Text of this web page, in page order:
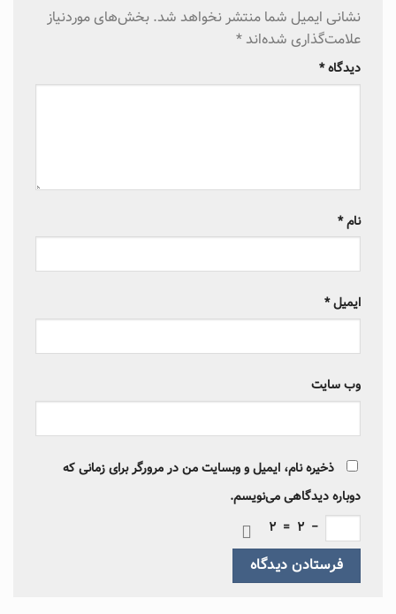
نشانی ایمیل شما منتشر نخواهد شد. بخش‌های موردنیاز
علامت‌گذاری شده‌اند *
دیدگاه*
نام*
ایمیل*
وب‌ سایت
ذخیره نام، ایمیل و وبسایت من در مرورگر برای زمانی که
دوباره دیدگاهی می‌نویسم.
−
2
=
2